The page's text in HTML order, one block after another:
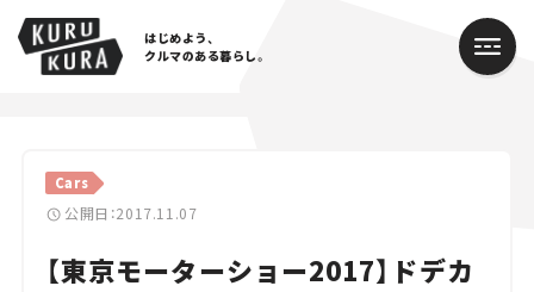
はじめよう、
クルマのある暮らし。
Cars
公開日：2017.11.07
【東京モーターショー2017】ドデカ
Cars
Lifestyle